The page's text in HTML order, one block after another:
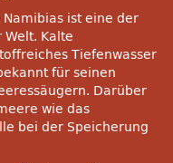
ist eine der
Kalte
Tiefenwasser
für seinen
Darüber
wie das
bei der Speicherung